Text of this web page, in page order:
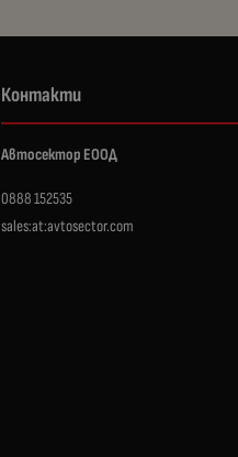
Контакти
Автосектор ЕООД
0888 152535
sales:at:avtosector.com